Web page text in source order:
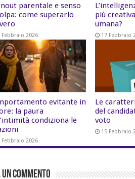
parentale e senso
come superarlo
Febbraio 2026
più
umana?
17 Febbraio
evitante in
la paura
condiziona le
Febbraio 2026
Le
del
voto
15 Febbraio
un commento